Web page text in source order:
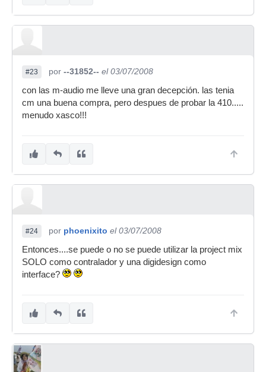
#23 por --31852-- el 03/07/2008
con las m-audio me lleve una gran decepción. las tenia
cm una buena compra, pero despues de probar la 410.....
menudo xasco!!!
#24 por phoenixito el 03/07/2008
Entonces....se puede o no se puede utilizar la project mix
SOLO como contralador y una digidesign como
interface?